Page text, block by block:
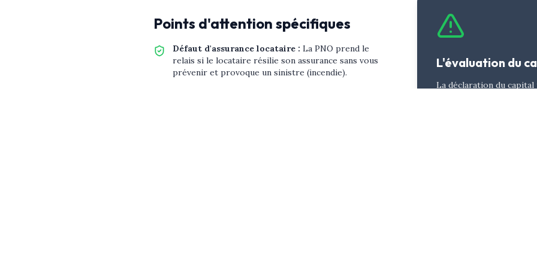
Points d'attention spécifiques
Défaut d'assurance locataire : La PNO prend le
relais si le locataire résilie son assurance sans vous
prévenir et provoque un sinistre (incendie).
L'évaluation du
La déclaration du